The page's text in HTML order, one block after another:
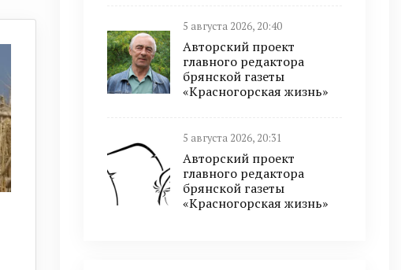
5 августа 2026, 20:40
Авторский проект
главного редактора
брянской газеты
«Красногорская жизнь»
5 августа 2026, 20:31
Авторский проект
главного редактора
брянской газеты
«Красногорская жизнь»